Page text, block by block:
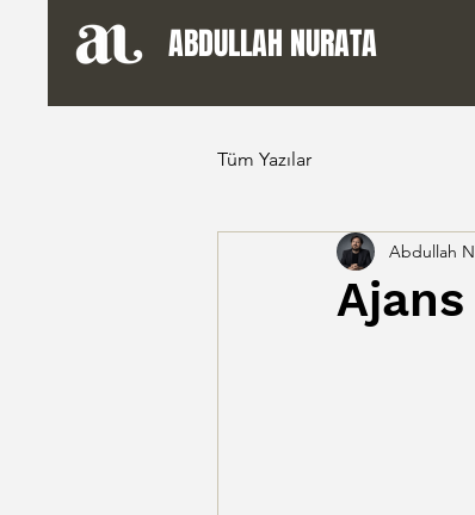
ABDULLAH NURATA
Tüm Yazılar
Abdullah